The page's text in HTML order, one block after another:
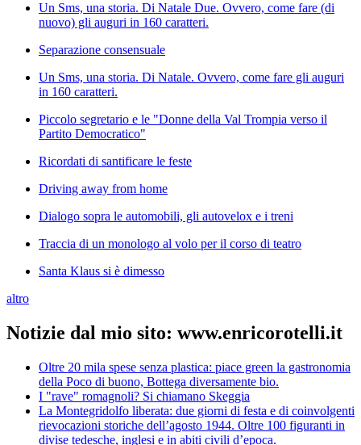
Un Sms, una storia. Di Natale Due. Ovvero, come fare (di
nuovo) gli auguri in 160 caratteri.
Separazione consensuale
Un Sms, una storia. Di Natale. Ovvero, come fare gli auguri
in 160 caratteri.
Piccolo segretario e le "Donne della Val Trompia verso il
Partito Democratico"
Ricordati di santificare le feste
Driving away from home
Dialogo sopra le automobili, gli autovelox e i treni
Traccia di un monologo al volo per il corso di teatro
Santa Klaus si è dimesso
altro
Notizie dal mio sito: www.enricorotelli.it
Oltre 20 mila spese senza plastica: piace green la gastronomia
della Poco di buono, Bottega diversamente bio.
I "rave" romagnoli? Si chiamano Skeggia
La Montegridolfo liberata: due giorni di festa e di coinvolgenti
rievocazioni storiche dell’agosto 1944. Oltre 100 figuranti in
divise tedesche, inglesi e in abiti civili d’epoca.